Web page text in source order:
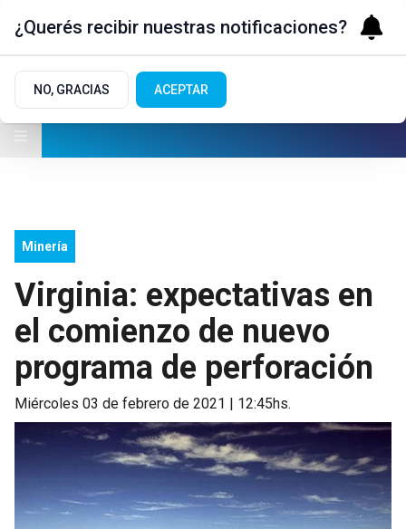
Minería
Virginia: expectativas en
el comienzo de nuevo
programa de perforación
miércoles 03 de febrero de 2021 | 12:45hs.
¿Querés recibir nuestras notificaciones?
NO, GRACIAS ACEPTAR